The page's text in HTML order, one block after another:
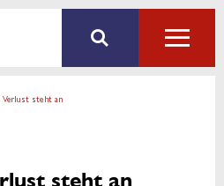
Verlust steht an
steht an